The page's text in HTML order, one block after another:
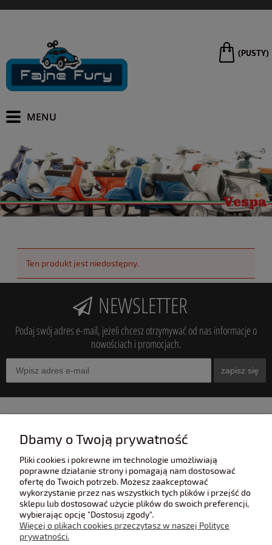
(PUSTY)
Ten produkt jest niedostępny.
NEWSLETTER
Podaj swój adres e-mail, jeżeli chcesz otrzymywać od nas informacje o
nowościach i promocjach.
zapisz się
POMOC
POLECANE STRONY
Dbamy o Twoją prywatność
Pliki cookies i pokrewne im technologie umożliwiają
poprawne działanie strony i pomagają nam dostosować
ofertę do Twoich potrzeb. Możesz zaakceptować
wykorzystanie przez nas wszystkich tych plików i przejść do
sklepu lub dostosować użycie plików do swoich preferencji,
wybierając opcję "Dostosuj zgody".
Więcej o plikach cookies przeczytasz w naszej Polityce
prywatności.